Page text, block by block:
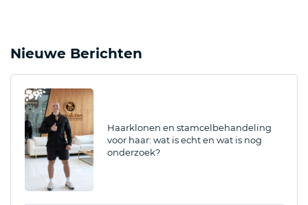
Nieuwe Berichten
Haarklonen en stamcelbehandeling
voor haar: wat is echt en wat is nog
onderzoek?